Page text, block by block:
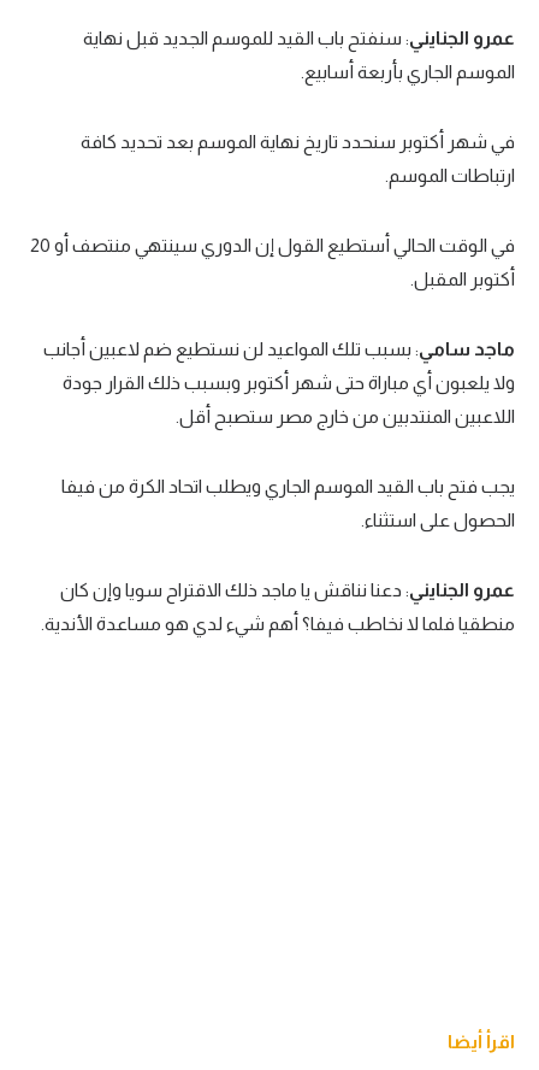
عمرو الجنايني: سنفتح باب القيد للموسم الجديد قبل نهاية
الموسم الجاري بأربعة أسابيع.
في شهر أكتوبر سنحدد تاريخ نهاية الموسم بعد تحديد كافة
ارتباطات الموسم.
في الوقت الحالي أستطيع القول إن الدوري سينتهي منتصف أو 20
أكتوبر المقبل.
ماجد سامي: بسبب تلك المواعيد لن نستطيع ضم لاعبين أجانب
ولا يلعبون أي مباراة حتى شهر أكتوبر وبسبب ذلك القرار جودة
اللاعبين المنتدبين من خارج مصر ستصبح أقل.
يجب فتح باب القيد الموسم الجاري ويطلب اتحاد الكرة من فيفا
الحصول على استثناء.
عمرو الجنايني: دعنا نناقش يا ماجد ذلك الاقتراح سويا وإن كان
منطقيا فلما لا نخاطب فيفا؟ أهم شيء لدي هو مساعدة الأندية.
اقرأ أيضا